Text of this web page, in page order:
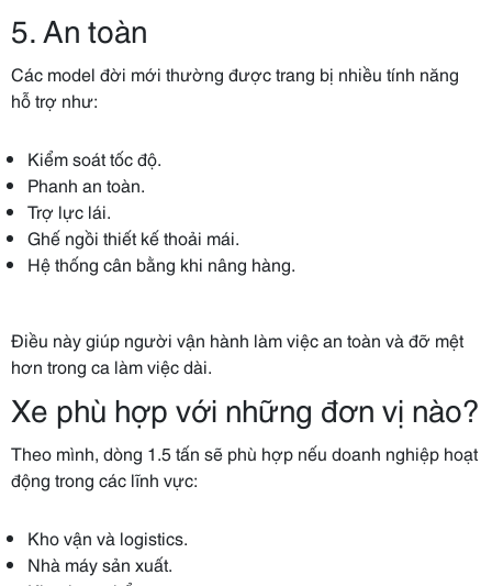
5. An toàn
Các model đời mới thường được trang bị nhiều tính năng
hỗ trợ như:
Kiểm soát tốc độ.
Phanh an toàn.
Trợ lực lái.
Ghế ngồi thiết kế thoải mái.
Hệ thống cân bằng khi nâng hàng.
Điều này giúp người vận hành làm việc an toàn và đỡ mệt
hơn trong ca làm việc dài.
Xe phù hợp với những đơn vị nào?
Theo mình, dòng 1.5 tấn sẽ phù hợp nếu doanh nghiệp hoạt
động trong các lĩnh vực:
Kho vận và logistics.
Nhà máy sản xuất.